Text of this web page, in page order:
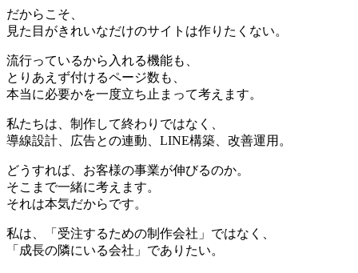
だからこそ、
見た目がきれいなだけのサイトは作りたくない。
流行っているから入れる機能も、
とりあえず付けるページ数も、
本当に必要かを一度立ち止まって考えます。
私たちは、制作して終わりではなく、
導線設計、広告との連動、LINE構築、改善運用。
どうすれば、お客様の事業が伸びるのか。
そこまで一緒に考えます。
それは本気だからです。
私は、「受注するための制作会社」ではなく、
「成長の隣にいる会社」でありたい。